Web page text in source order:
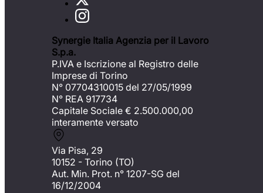
Synergie Italia Agenzia per il Lavoro
S.p.a.
P.IVA e Iscrizione al Registro delle
Imprese di Torino
N° 07704310015 del 27/05/1999
N° REA 917734
Capitale Sociale € 2.500.000,00
interamente versato
Via Pisa, 29
10152 - Torino (TO)
Aut. Min. Prot. n° 1207-SG del
16/12/2004